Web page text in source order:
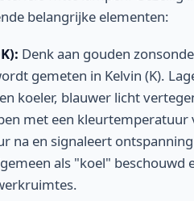
belangrijke elementen:
Denk aan gouden
gemeten in Kelvin (K).
koeler, blauwer licht
met een kleurtemperatuur
na en signaleert
als "koel" beschouwd